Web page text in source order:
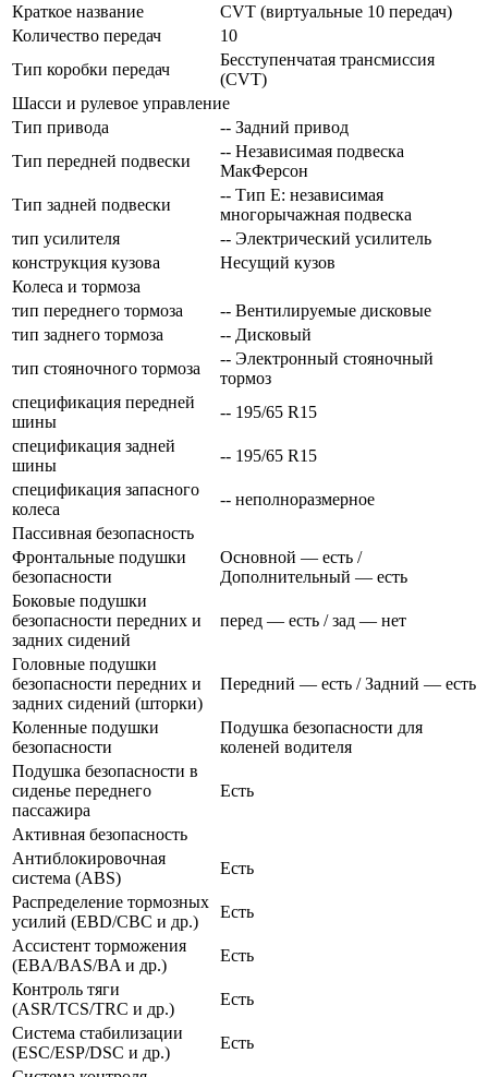
Краткое название
CVT (виртуальные 10 передач)
Количество передач
10
Тип коробки передач
Бесступенчатая трансмиссия
(CVT)
Шасси и рулевое управление
Тип привода
-- Задний привод
Тип передней подвески
-- Независимая подвеска
МакФерсон
Тип задней подвески
-- Тип E: независимая
многорычажная подвеска
тип усилителя
-- Электрический усилитель
конструкция кузова
Несущий кузов
Колеса и тормоза
тип переднего тормоза
-- Вентилируемые дисковые
тип заднего тормоза
-- Дисковый
тип стояночного тормоза
-- Электронный стояночный
тормоз
спецификация передней
шины
-- 195/65 R15
спецификация задней
шины
-- 195/65 R15
спецификация запасного
колеса
-- неполноразмерное
Пассивная безопасность
Фронтальные подушки
безопасности
Основной — есть /
Дополнительный — есть
Боковые подушки
безопасности передних и
задних сидений
перед — есть / зад — нет
Головные подушки
безопасности передних и
задних сидений (шторки)
Передний — есть / Задний — есть
Коленные подушки
безопасности
Подушка безопасности для
коленей водителя
Подушка безопасности в
сиденье переднего
пассажира
Есть
Активная безопасность
Антиблокировочная
система (ABS)
Есть
Распределение тормозных
усилий (EBD/CBC и др.)
Есть
Ассистент торможения
(EBA/BAS/BA и др.)
Есть
Контроль тяги
(ASR/TCS/TRC и др.)
Есть
Система стабилизации
(ESC/ESP/DSC и др.)
Есть